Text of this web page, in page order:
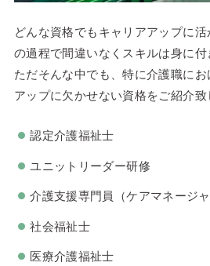
どんな資格でもキャリアアップに
の過程で間違いなくスキルは身に付
ただそんな中でも、特に介護職に
アップに欠かせない資格をご紹介致
認定介護福祉士
ユニットリーダー研修
介護支援専門員（ケアマネージャ
社会福祉士
医療介護福祉士